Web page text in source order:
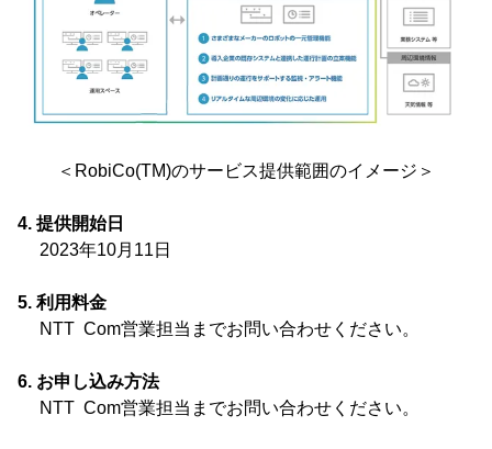
＜RobiCo(TM)のサービス提供範囲のイメージ＞
4. 提供開始日
2023年10月11日
5. 利用料金
NTT Com営業担当までお問い合わせください。
6. お申し込み方法
NTT Com営業担当までお問い合わせください。